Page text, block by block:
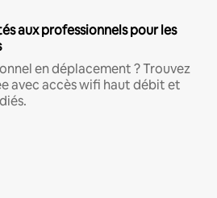
aux professionnels pour les
en déplacement ? Trouvez
avec accès wifi haut débit et